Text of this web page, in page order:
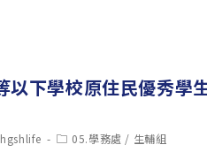
下學校原住民優秀學
Post05.學務處 / 生輔組